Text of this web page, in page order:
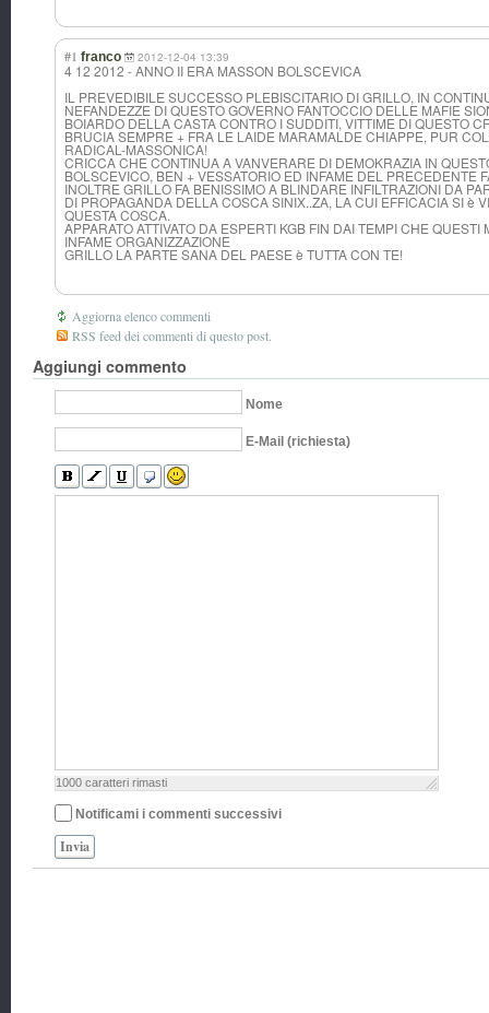
#1 franco 2012-12-04 13:39
4 12 2012 - ANNO II ERA MASSON BOLSCEVICA
IL PREVEDIBILE SUCCESSO PLEBISCITARIO DI GRILLO, IN
NEFANDEZZE DI QUESTO GOVERNO FANTOCCIO DELLE MAFIE
BOIARDO DELLA CASTA CONTRO I SUDDITI, VITTIME DI QUESTO
BRUCIA SEMPRE + FRA LE LAIDE MARAMALDE CHIAPPE, PUR
RADICAL-MASSONICA!
CRICCA CHE CONTINUA A VANVERARE DI DEMOKRAZIA IN
BOLSCEVICO, BEN + VESSATORIO ED INFAME DEL PRECEDENTE
INOLTRE GRILLO FA BENISSIMO A BLINDARE INFILTRAZIONI DA
DI PROPAGANDA DELLA COSCA SINIX..ZA, LA CUI EFFICACIA SI è
QUESTA COSCA.
APPARATO ATTIVATO DA ESPERTI KGB FIN DAI TEMPI CHE
INFAME ORGANIZZAZIONE
GRILLO LA PARTE SANA DEL PAESE è TUTTA CON TE!
Aggiorna elenco commenti
RSS feed dei commenti di questo post.
Aggiungi commento
Nome
E-Mail (richiesta)
1000 caratteri rimasti
Notificami i commenti successivi
Invia